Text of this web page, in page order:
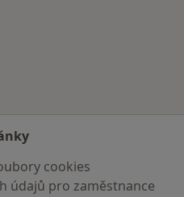
cookies
údajů pro zaměstnance